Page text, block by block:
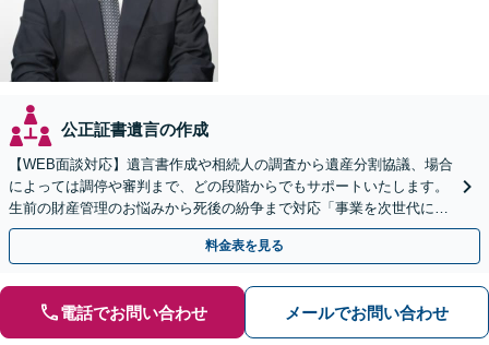
公正証書遺言の作成
【WEB面談対応】遺言書作成や相続人の調査から遺産分割協議、場合
によっては調停や審判まで、どの段階からでもサポートいたします。
生前の財産管理のお悩みから死後の紛争まで対応「事業を次世代に引
き継ぐ安心の事業承継をサポート」【完全個室相談】
料金表を見る
電話でお問い合わせ メールでお問い合わせ